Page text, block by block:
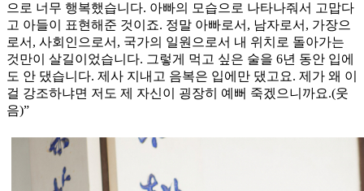
으로 너무 행복했습니다. 아빠의 모습으로 나타나줘서 고맙다
고 아들이 표현해준 것이죠. 정말 아빠로서, 남자로서, 가장으
로서, 사회인으로서, 국가의 일원으로서 내 위치로 돌아가는
것만이 살길이었습니다. 그렇게 먹고 싶은 술을 6년 동안 입에
도 안 댔습니다. 제사 지내고 음복은 입에만 댔고요. 제가 왜 이
걸 강조하냐면 저도 제 자신이 굉장히 예뻐 죽겠으니까요.(웃
음)”